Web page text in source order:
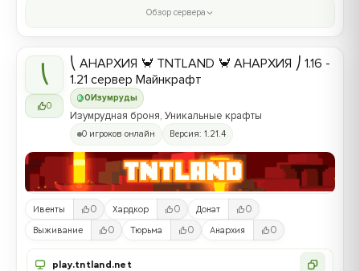
Обзор сервера
⎝
0
0 Изумруды
⎝ АНАРХИЯ 🦀 TNTLAND 🦀 АНАРХИЯ ⎠ 1.16 -
1.21 сервер Майнкрафт
Изумрудная броня, Уникальные крафты
0 игроков онлайн Версия: 1.21.4
Ивенты 0 Хардкор 0 Донат 0
Выживание 0 Тюрьма 0 Анархия 0
play.tntland.net